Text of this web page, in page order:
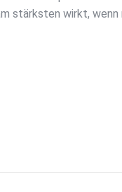
stärksten wirkt, wenn